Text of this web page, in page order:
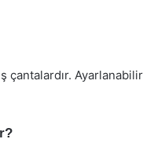
çantalardır. Ayarlanabilir